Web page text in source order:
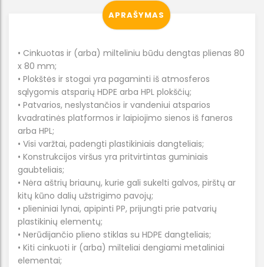
APRAŠYMAS
• Cinkuotas ir (arba) milteliniu būdu dengtas plienas 80
x 80 mm;
• Plokštės ir stogai yra pagaminti iš atmosferos
sąlygomis atsparių HDPE arba HPL plokščių;
• Patvarios, neslystančios ir vandeniui atsparios
kvadratinės platformos ir laipiojimo sienos iš faneros
arba HPL;
• Visi varžtai, padengti plastikiniais dangteliais;
• Konstrukcijos viršus yra pritvirtintas guminiais
gaubteliais;
• Nėra aštrių briaunų, kurie gali sukelti galvos, pirštų ar
kitų kūno dalių užstrigimo pavojų;
• plieniniai lynai, apipinti PP, prijungti prie patvarių
plastikinių elementų;
• Nerūdijančio plieno stiklas su HDPE dangteliais;
• Kiti cinkuoti ir (arba) milteliai dengiami metaliniai
elementai;